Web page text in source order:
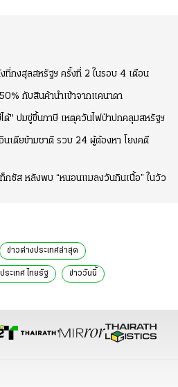
ที่กงสุลสหรัฐฯ ครั้งที่ 2 ในรอบ 4 เดือน
กับสินค้านำเข้าจากแคนาดา
ด้" ปมขู่ขึ้นภาษี เหตุควันไฟป่าปกคลุมสหรัฐฯ
นเดียข้ามชาติ รวบ 24 ผู้ต้องหา โยงคดี
กซัส หลังพบ “หนอนแมลงวันกินเนื้อ” ในวัว
ข่าวต่างประเทศล่าสุด
ระเทศ ไทยรัฐ ข่าววันนี้